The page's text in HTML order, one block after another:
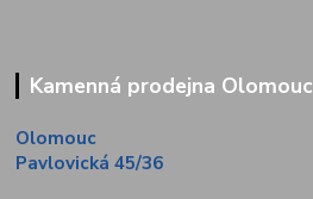
Kamenná prodejna Olomouc
Olomouc
Pavlovická 45/36